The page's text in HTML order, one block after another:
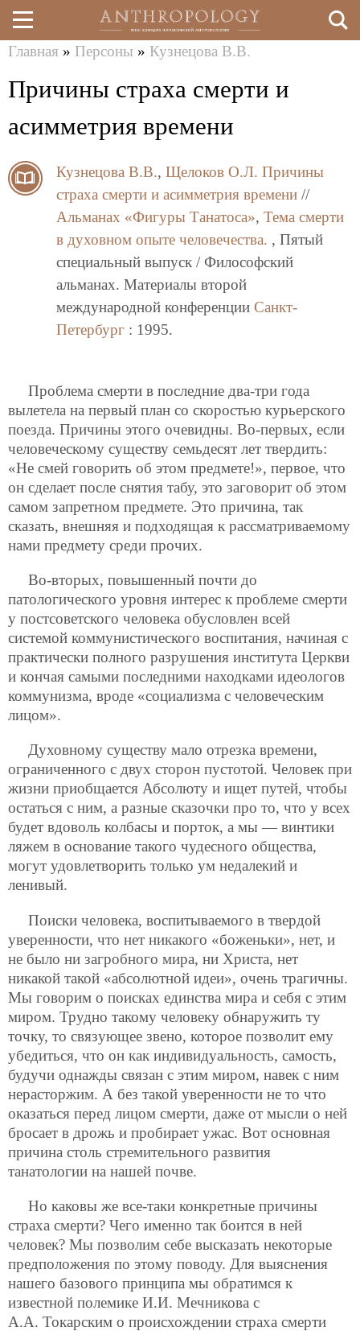
Перейти
к
здесь
Главная » Персоны » Кузнецова В.В.
Причины страха смерти и
асимметрия времени
Кузнецова В.В., Щелоков О.Л. Причины
страха смерти и асимметрия времени //
Альманах «Фигуры Танатоса», Тема смерти
в духовном опыте человечества. , Пятый
специальный выпуск / Философский
альманах. Материалы второй
международной конференции Санкт-
Петербург : 1995.
Проблема смерти в последние два-три года
вылетела на первый план со скоростью курьерского
поезда. Причины этого очевидны. Во-первых, если
человеческому существу семьдесят лет твердить:
«Не смей говорить об этом предмете!», первое, что
он сделает после снятия табу, это заговорит об этом
самом запретном предмете. Это причина, так
сказать, внешняя и подходящая к рассматриваемому
нами предмету среди прочих.
Во-вторых, повышенный почти до
патологического уровня интерес к проблеме смерти
у постсоветского человека обусловлен всей
системой коммунистического воспитания, начиная с
практически полного разрушения института Церкви
и кончая самыми последними находками идеологов
коммунизма, вроде «социализма с человеческим
лицом».
Духовному существу мало отрезка времени,
ограниченного с двух сторон пустотой. Человек при
жизни приобщается Абсолюту и ищет путей, чтобы
остаться с ним, а разные сказочки про то, что у всех
будет вдоволь колбасы и порток, а мы — винтики
ляжем в основание такого чудесного общества,
могут удовлетворить только ум недалекий и
ленивый.
Поиски человека, воспитываемого в твердой
уверенности, что нет никакого «боженьки», нет, и
не было ни загробного мира, ни Христа, нет
никакой такой «абсолютной идеи», очень трагичны.
Мы говорим о поисках единства мира и себя с этим
миром. Трудно такому человеку обнаружить ту
точку, то связующее звено, которое позволит ему
убедиться, что он как индивидуальность, самость,
будучи однажды связан с этим миром, навек с ним
нерасторжим. А без такой уверенности не то что
оказаться перед лицом смерти, даже от мысли о ней
бросает в дрожь и пробирает ужас. Вот основная
причина столь стремительного развития
танатологии на нашей почве.
Но каковы же все-таки конкретные причины
страха смерти? Чего именно так боится в ней
человек? Мы позволим себе высказать некоторые
предположения по этому поводу. Для выяснения
нашего базового принципа мы обратимся к
известной полемике И.И. Мечникова с
А.А. Токарским о происхождении страха смерти